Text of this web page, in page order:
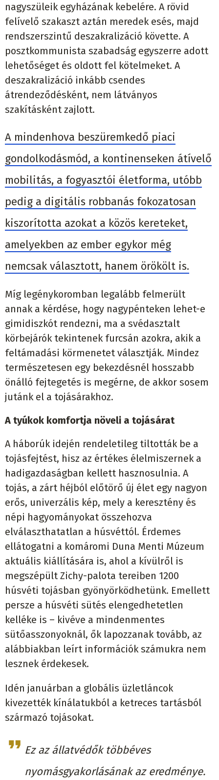
nagyszüleik egyházának kebelére. A rövid
felívelő szakaszt aztán meredek esés, majd
rendszerszintű deszakralizáció követte. A
posztkommunista szabadság egyszerre adott
lehetőséget és oldott fel kötelmeket. A
deszakralizáció inkább csendes
átrendeződésként, nem látványos
szakításként zajlott.
A mindenhova beszüremkedő piaci
gondolkodásmód, a kontinenseken átívelő
mobilitás, a fogyasztói életforma, utóbb
pedig a digitális robbanás fokozatosan
kiszorította azokat a közös kereteket,
amelyekben az ember egykor még
nemcsak választott, hanem örökölt is.
Míg legénykoromban legalább felmerült
annak a kérdése, hogy nagypénteken lehet-e
gimidiszkót rendezni, ma a svédasztalt
körbejárók tekintenek furcsán azokra, akik a
feltámadási körmenetet választják. Mindez
természetesen egy bekezdésnél hosszabb
önálló fejtegetés is megérne, de akkor sosem
jutánk el a tojásárakhoz.
A tyúkok komfortja növeli a tojásárat
A háborúk idején rendeletileg tiltották be a
tojásfejtést, hisz az értékes élelmiszernek a
hadigazdaságban kellett hasznosulnia. A
tojás, a zárt héjból előtörő új élet egy nagyon
erős, univerzális kép, mely a keresztény és
népi hagyományokat összehozva
elválaszthatatlan a húsvéttól. Érdemes
ellátogatni a komáromi Duna Menti Múzeum
aktuális kiállítására is, ahol a kívülről is
megszépült Zichy-palota tereiben 1200
húsvéti tojásban gyönyörködhetünk. Emellett
persze a húsvéti sütés elengedhetetlen
kelléke is – kivéve a mindenmentes
sütőasszonyoknál, ők lapozzanak tovább, az
alábbiakban leírt információk számukra nem
lesznek érdekesek.
Idén januárban a globális üzletláncok
kivezették kínálatukból a ketreces tartásból
származó tojásokat.
Ez az állatvédők többéves
nyomásgyakorlásának az eredménye.